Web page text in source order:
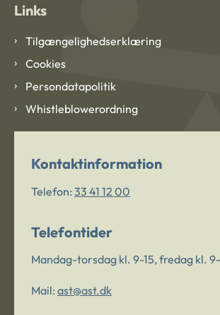
Links
Tilgængelighedserklæring
Cookies
Persondatapolitik
Whistleblowerordning
Kontaktinformation
Telefon: 33 41 12 00
Telefontider
Mandag-torsdag kl. 9-15, fredag kl. 9-
Mail: ast@ast.dk